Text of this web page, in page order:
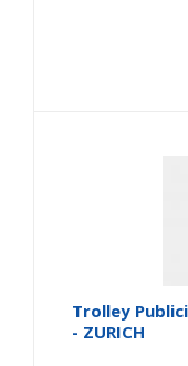
Trolley
- ZURICH